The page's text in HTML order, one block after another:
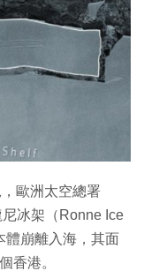
歐洲太空總署
冰架（Ronne Ice
體崩離入海，其面
香港。